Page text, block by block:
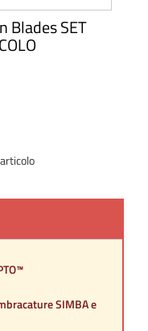
SIMBA e
Blades SET